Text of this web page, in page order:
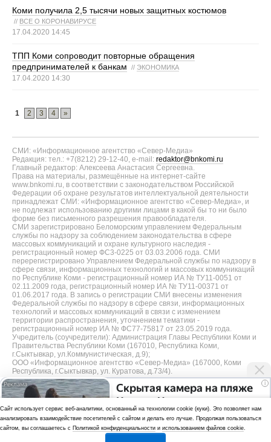
Коми получила 2,5 тысячи новых защитных костюмов
// ВСЕ О КОРОНАВИРУСЕ
17.04.2020 14:45
ТПП Коми сопроводит повторные обращения
предпринимателей к банкам
// ЭКОНОМИКА
17.04.2020 14:30
1 2 3 4 »
СМИ: «Информационное агентство «Север-Медиа»
Редакция: тел.: +7(8212) 29-12-40, e-mail: redaktor@bnkomi.ru
Главный редактор: Алексеева Анастасия Сергеевна.
Права на материалы, размещённые на интернет-сайте
www.bnkomi.ru, в соответствии с законодательством Российской
Федерации об охране результатов интеллектуальной деятельности
принадлежат СМИ: «Информационное агентство «Север-Медиа», и
не подлежат использованию другими лицами в какой бы то ни было
форме без письменного разрешения правообладателя.
СМИ зарегистрировано Беломорским управлением Федеральным
службы по надзору за соблюдением законодательства в сфере
массовых коммуникаций и охране культурного наследия -
регистрационный номер ФС3-0225 от 03.03.2006 года. СМИ
перерегистрировано Управлением Федеральной службы по надзору в
сфере связи, информационных технологий и массовых коммуникаций
по Республике Коми - регистрационный номер ИА № ТУ11-0051 от
02.11.2009 года, регистрационный номер ИА № ТУ11-00371 от
01.06.2017 года. В запись о регистрации СМИ внесены изменения
Федеральной службы по надзору в сфере связи, информационных
технологий и массовых коммуникаций в связи с изменением
территории распространения, уточнением тематики -
регистрационный номер ИА № ФС77-75817 от 23.05.2019 года.
Учредитель (соучредители): Администрация Главы Республики Коми и
Правительства Республики Коми (167010, Республика Коми,
г.Сыктывкар, ул.Коммунистическая, д.9);
ООО «Информационное агентство «Север-Медиа» (167000, Коми
Республика, г.Сыктывкар, ул. Куратова, д.73/4).
Разработка сайта — web-студия «Цифровой Век»
i
Скрытая камера на пляже
Крыма: Что люди
вытворяют, когда их не
видят...
Политика
конфиденциальности
Использование аналитики и файлов куки
Cайт использует сервис веб-аналитики, основанный на технологии cookie (куки). Это позволяет нам
анализировать взаимодействие посетителей с сайтом и делать его лучше. Продолжая пользоваться
сайтом, вы соглашаетесь с Политикой конфиденциальности и использованием файлов cookie.